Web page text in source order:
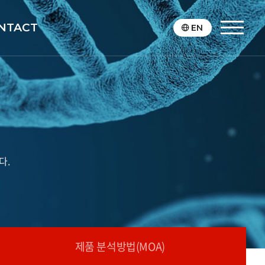
EN
.
제품 분석방법(MOA)